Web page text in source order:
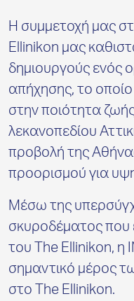
Η συμμετοχή μας
Ellinikon μας
δημιουργούς ενός
απήχησης, το
στην ποιότητα
λεκανοπεδίου
προβολή της
προορισμού για
Μέσω της
σκυροδέματος που
του The Ellinikon, η
σημαντικό μέρος
στο The Ellinikon.